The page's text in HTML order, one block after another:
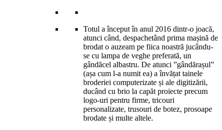
Totul a început în anul 2016 dintr-o joacă,
atunci când, despachetând prima mașină de
brodat o auzeam pe fiica noastră jucându-
se cu lampa de veghe preferată, un
gândăcel albastru. De atunci ”gândărașul”
(așa cum l-a numit ea) a învățat tainele
broderiei computerizate și ale digitizării,
ducând cu brio la capăt proiecte precum
logo-uri pentru firme, tricouri
personalizate, trusouri de botez, prosoape
brodate și multe altele.